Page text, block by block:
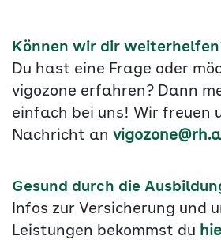
Können wir dir
Du hast eine Frage oder
vigozone erfahren? Dann
einfach bei uns! Wir freuen
Nachricht an
Gesund durch die
Infos zur Versicherung und
Leistungen bekommst du